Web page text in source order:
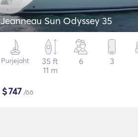
Jeanneau Sun Odyssey 35
Purjejaht
35 ft
11 m
6 3
$747 /öö